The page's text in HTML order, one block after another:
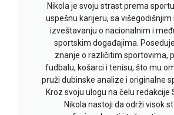
Nikola je svoju strast prema
uspešnu karijeru, sa
izveštavanju o nacionalnim i
sportskim događajima.
znanje o različitim sportovima,
fudbalu, košarci i tenisu, što mu
pruži dubinske analize i originalne
Kroz svoju ulogu na čelu redakcije
Nikola nastoji da održi visok